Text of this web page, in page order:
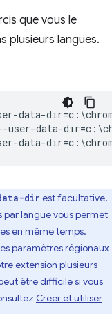
que vous le
plusieurs langues.
data-
user-data-
dir est facultative,
par langue vous permet
en même temps.
paramètres régionaux
extension plusieurs
être difficile si vous
Créer et utiliser